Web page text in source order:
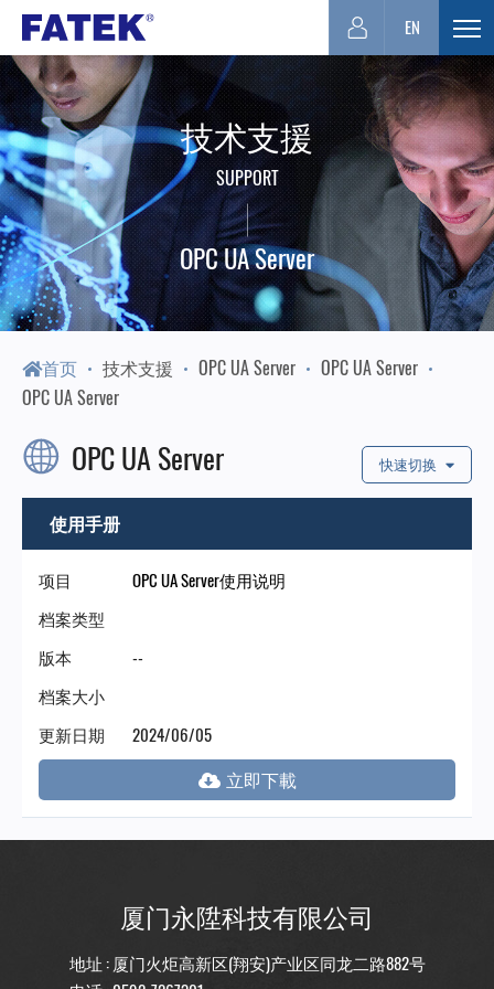
台
湾
FATEK
永
宏
PLC-
厦
门
永
陞
科
技
展
开
选
单
EN
技术支援
SUPPORT
OPC UA Server
首页 技术支援 OPC UA Server
OPC UA Server
OPC UA Server
快速切换
OPC UA Server
使用手册
项目
OPC UA Server使用说明
档案类型
版本
--
档案大小
更新日期
2024/06/05
厦门永陞科技有限公司
地址 : 厦门火炬高新区(翔安)产业区同龙二路882号